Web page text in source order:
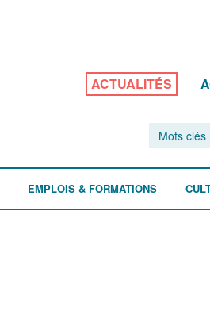
ACTUALITÉS
EMPLOIS & FORMATIONS